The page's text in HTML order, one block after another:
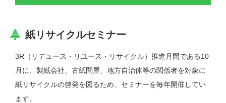
紙リサイクルセミナー
3R（リデュース・リユース・リサイクル）推進⽉間である10
⽉に、製紙会社、古紙問屋、地⽅自治体等の関係者を対象に
紙リサイクルの啓発を図るため、セミナーを毎年開催してい
ます。